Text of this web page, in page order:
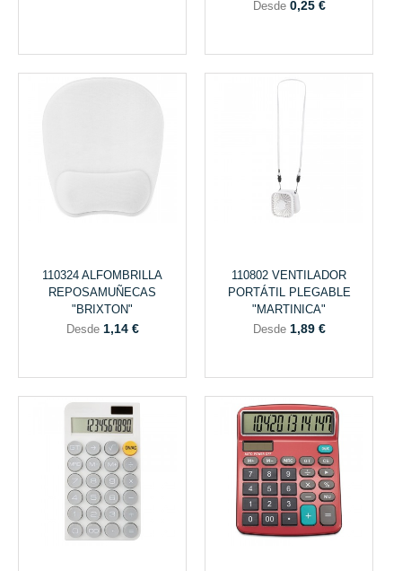
Desde 0,25 €
110324 ALFOMBRILLA
REPOSAMUÑECAS
"BRIXTON"
Desde 1,14 €
110802 VENTILADOR
PORTÁTIL PLEGABLE
"MARTINICA"
Desde 1,89 €